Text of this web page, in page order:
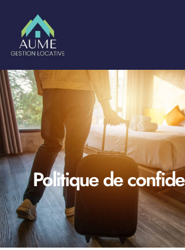
Politique de